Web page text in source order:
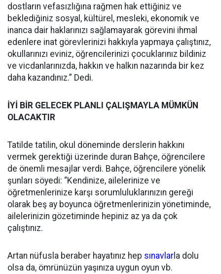
dostların vefasızlığına rağmen hak ettiğiniz ve
beklediğiniz sosyal, kültürel, mesleki, ekonomik ve
inanca dair haklarınızı sağlamayarak görevini ihmal
edenlere inat görevlerinizi hakkıyla yapmaya çalıştınız,
okullarınızı eviniz, öğrencilerinizi çocuklarınız bildiniz
ve vicdanlarınızda, hakkın ve halkın nazarında bir kez
daha kazandınız.” Dedi.
İYİ BİR GELECEK PLANLI ÇALIŞMAYLA MÜMKÜN
OLACAKTIR
Tatilde tatilin, okul döneminde derslerin hakkını
vermek gerektiği üzerinde duran Bahçe, öğrencilere
de önemli mesajlar verdi. Bahçe, öğrencilere yönelik
şunları söyedi: “Kendinize, ailelerinize ve
öğretmenlerinize karşı sorumluluklarınızın gereği
olarak beş ay boyunca öğretmenlerinizin yönetiminde,
ailelerinizin gözetiminde hepiniz az ya da çok
çalıştınız.
Artan nüfusla beraber hayatınız hep sınavlar la dolu
olsa da, ömrünüzün yaşınıza uygun oyun vb.